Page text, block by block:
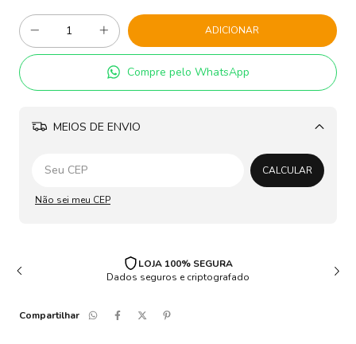
Compre pelo WhatsApp
MEIOS DE ENVIO
Alterar CEP
CALCULAR
Não sei meu CEP
LOJA 100% SEGURA
Dados seguros e criptografado
Compartilhar